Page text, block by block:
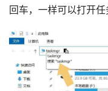
回车，一样可以打开任